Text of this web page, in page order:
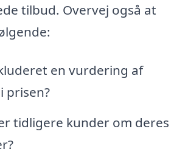
tilbud. Overvej også at
en vurdering af
prisen?
tidligere kunder om deres